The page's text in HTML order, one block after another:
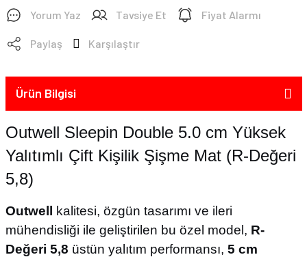
Yorum Yaz Tavsiye Et Fiyat Alarmı
Paylaş Karşılaştır
Ürün Bilgisi
Outwell Sleepin Double 5.0 cm Yüksek
Yalıtımlı Çift Kişilik Şişme Mat (R-Değeri
5,8)
Outwell
kalitesi, özgün tasarımı ve ileri
mühendisliği ile geliştirilen bu özel model, R-
Değeri 5,8 üstün yalıtım performansı, 5 cm